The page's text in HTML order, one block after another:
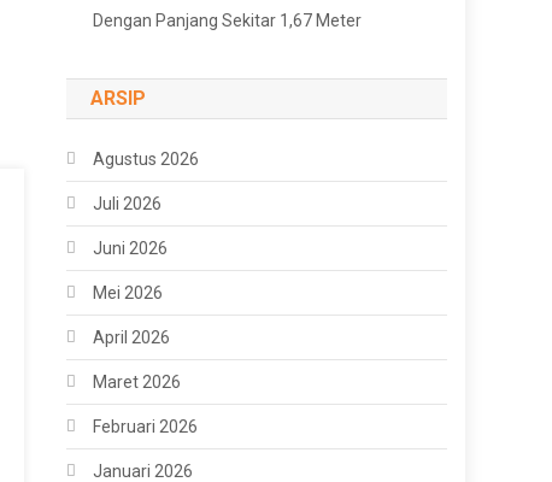
Dengan Panjang Sekitar 1,67 Meter
ARSIP
Agustus 2026
Juli 2026
Juni 2026
Mei 2026
April 2026
Maret 2026
Februari 2026
Januari 2026